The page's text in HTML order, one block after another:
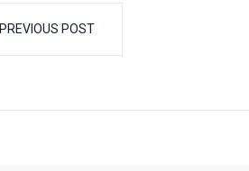
PREVIOUS POST